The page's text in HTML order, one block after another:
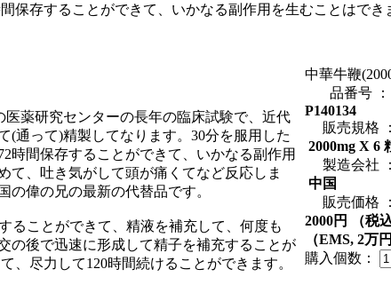
存することができて、いかなる副作用を生むことはでき
中華牛鞭
品番号 ：
P140134
販売規格 ：
2000mg X 6
製造会社 ：
中国
販売価格 ：
2000円 （税込
（EMS, 2万
購入個数：
薬研究センターの長年の臨床試験で、近代
(通って)精製してなります。30分を服用した
時間保存することができて、いかなる副作用
て、吐き気がして頭が痛くてなど反応しま
偉の兄の最新の代替品です。
ることができて、精液を補充して、何度も
の後で迅速に形成して精子を補充することが
尽力して120時間続けることができます。